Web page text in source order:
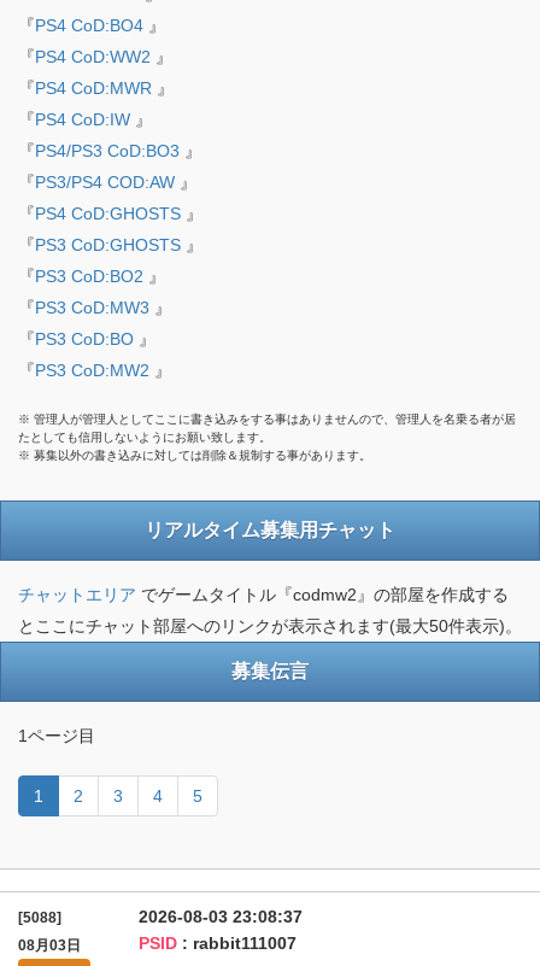
『PS4 CoD:BO4 』
『PS4 CoD:WW2 』
『PS4 CoD:MWR 』
『PS4 CoD:IW 』
『PS4/PS3 CoD:BO3 』
『PS3/PS4 COD:AW 』
『PS4 CoD:GHOSTS 』
『PS3 CoD:GHOSTS 』
『PS3 CoD:BO2 』
『PS3 CoD:MW3 』
『PS3 CoD:BO 』
『PS3 CoD:MW2 』
※ 管理人が管理人としてここに書き込みをする事はありませんので、管理人を名乗る者が居
たとしても信用しないようにお願い致します。
※ 募集以外の書き込みに対しては削除＆規制する事があります。
リアルタイム募集用チャット
チャットエリア でゲームタイトル『codmw2』の部屋を作成する
とここにチャット部屋へのリンクが表示されます(最大50件表示)。
募集伝言
1ページ目
1 2 3 4 5
[5088]
08月03日
2026-08-03 23:08:37
PSID : rabbit111007